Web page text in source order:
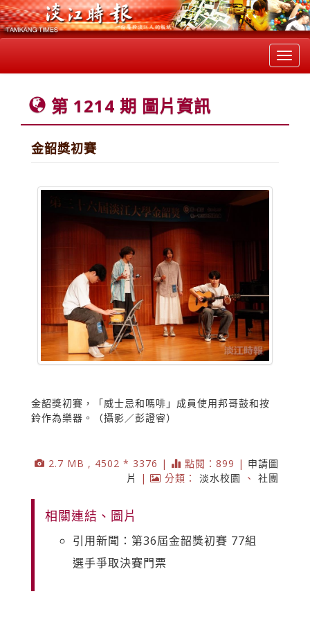
第 1214 期 圖片資訊
金韶獎初賽
金韶獎初賽，「威士忌和嗎啡」成員使用邦哥鼓和按
鈴作為樂器。（攝影／彭證睿）
2.7 MB , 4502 * 3376 | 點閱：899 | 申請圖
片
| 分類： 淡水校園 、 社團
相關連結、圖片
引用新聞：第36屆金韶獎初賽 77組
選手爭取決賽門票